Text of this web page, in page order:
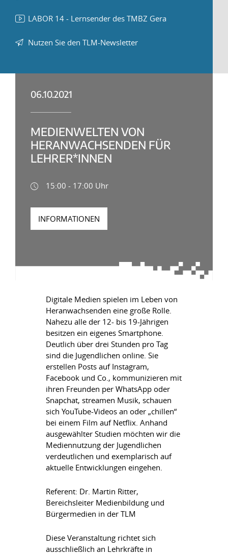
LABOR 14 - Lernsender des TMBZ Gera
Nutzen Sie den TLM-Newsletter
06.10.2021
MEDIENWELTEN VON
HERANWACHSENDEN FÜR
LEHRER*INNEN
15:00 - 17:00 Uhr
INFORMATIONEN
Digitale Medien spielen im Leben von
Heranwachsenden eine große Rolle.
Nahezu alle der 12- bis 19-Jährigen
besitzen ein eigenes Smartphone.
Deutlich über drei Stunden pro Tag
sind die Jugendlichen online. Sie
erstellen Posts auf Instagram,
Facebook und Co., kommunizieren mit
ihren Freunden per WhatsApp oder
Snapchat, streamen Musik, schauen
sich YouTube-Videos an oder „chillen“
bei einem Film auf Netflix. Anhand
ausgewählter Studien möchten wir die
Mediennutzung der Jugendlichen
verdeutlichen und exemplarisch auf
aktuelle Entwicklungen eingehen.
Referent: Dr. Martin Ritter,
Bereichsleiter Medienbildung und
Bürgermedien in der TLM
Diese Veranstaltung richtet sich
ausschließlich an Lehrkräfte in